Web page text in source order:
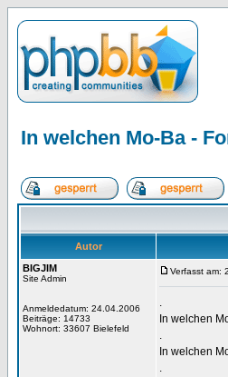
In welchen Mo-Ba -
Autor
BIGJIM
Site Admin
Anmeldedatum: 24.04.2006
Beiträge: 14733
Wohnort: 33607 Bielefeld
Verfasst am:
.
In welchen
.
In welchen
.